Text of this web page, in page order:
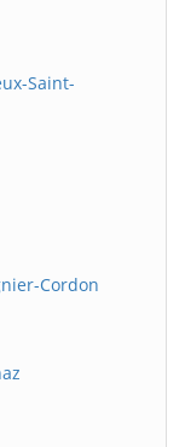
Saint-
Cordon